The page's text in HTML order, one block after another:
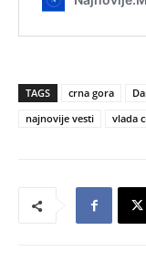
TAGS crna gora
najnovije vesti
vlada